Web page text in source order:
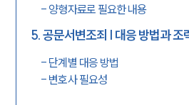
- 양형자료로 필요한 내용
5.공문서변조죄 | 대응 방법과 조
- 단계별 대응 방법
- 변호사 필요성